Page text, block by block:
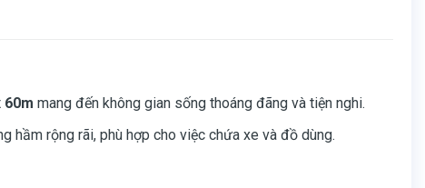
60m mang đến không gian sống thoáng đãng và tiện nghi.
hầm rộng rãi, phù hợp cho việc chứa xe và đồ dùng.